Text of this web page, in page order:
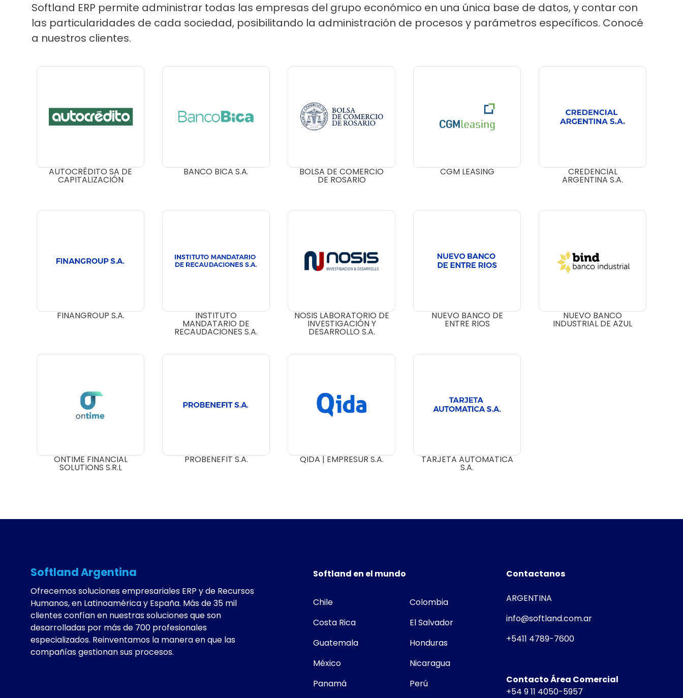
Softland ERP permite administrar todas las empresas del grupo económico en una única base de datos, y contar con
las particularidades de cada sociedad, posibilitando la administración de procesos y parámetros específicos. Conocé
a nuestros clientes.
AUTOCRÉDITO SA DE
CAPITALIZACIÓN
BANCO BICA S.A. BOLSA DE COMERCIO
DE ROSARIO
CGM LEASING CREDENCIAL
ARGENTINA S.A.
FINANGROUP S.A. INSTITUTO
MANDATARIO DE
RECAUDACIONES S.A.
NOSIS LABORATORIO DE
INVESTIGACIÓN Y
DESARROLLO S.A.
NUEVO BANCO DE
ENTRE RIOS
NUEVO BANCO
INDUSTRIAL DE AZUL
ONTIME FINANCIAL
SOLUTIONS S.R.L
PROBENEFIT S.A. QIDA | EMPRESUR S.A. TARJETA AUTOMATICA
S.A.
Softland Argentina
Ofrecemos soluciones empresariales ERP y de Recursos
Humanos, en Latinoamérica y España. Más de 35 mil
clientes confían en nuestras soluciones que son
desarrolladas por más de 700 profesionales
especializados. Reinventamos la manera en que las
compañías gestionan sus procesos.
Softland en el mundo
Chile
Colombia
Costa Rica
El Salvador
Guatemala
Honduras
México
Nicaragua
Panamá
Perú
Contactanos
ARGENTINA
info@softland.com.ar
+5411 4789-7600
Contacto Área Comercial
+54 9 11 4050-5957